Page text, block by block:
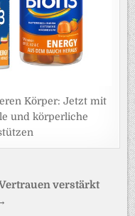
Körper: Jetzt mit
und körperliche
verstärkt